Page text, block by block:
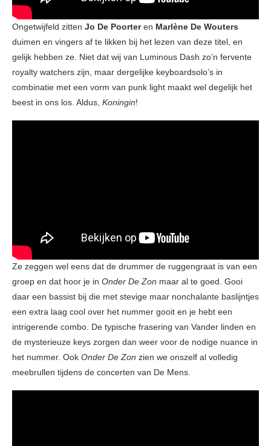
Ongetwijfeld zitten Jo De Poorteren Marlène De Wouters
duimen en vingers af te likken bij het lezen van deze titel, en
gelijk hebben ze. Niet dat wij van Luminous Dash zo’n fervente
royalty watchers zijn, maar dergelijke keyboardsolo’s in
combinatie met een vorm van punk light maakt wel degelijk het
beest in ons los. Aldus, Koningin!
Ze zeggen wel eens dat de drummer de ruggengraat is van een
groep en dat hoor je in Onder De Zon maar al te goed. Gooi
daar een bassist bij die met stevige maar nonchalante baslijntjes
een extra laag cool over het nummer gooit en je hebt een
intrigerende combo. De typische frasering van Vander linden en
de mysterieuze keys zorgen dan weer voor de nodige nuance in
het nummer. Ook Onder De Zon zien we onszelf al volledig
meebrullen tijdens de concerten van De Mens.